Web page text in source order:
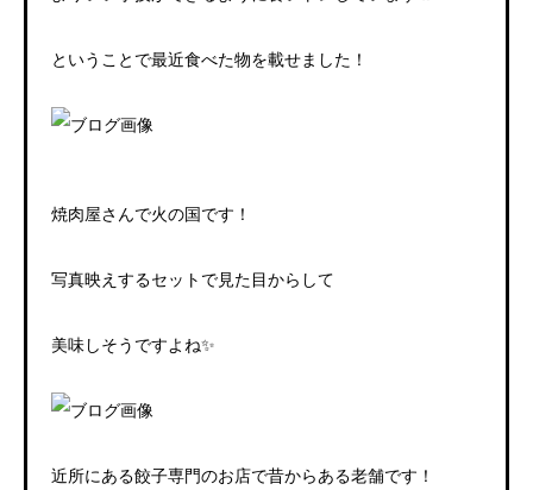
ということで最近食べた物を載せました！
焼肉屋さんで火の国です！
写真映えするセットで見た目からして
美味しそうですよね✨
近所にある餃子専門のお店で昔からある老舗です！